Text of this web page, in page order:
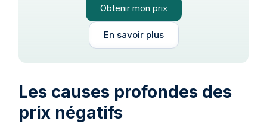
Obtenir mon prix
En savoir plus
Les causes profondes des
prix négatifs